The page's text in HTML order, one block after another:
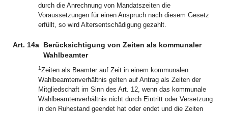
durch die Anrechnung von Mandatszeiten die
Voraussetzungen für einen Anspruch nach diesem Gesetz
erfüllt, so wird Altersentschädigung gezahlt.
Art. 14a Berücksichtigung von Zeiten als kommunaler
Wahlbeamter
1Zeiten als Beamter auf Zeit in einem kommunalen
Wahlbeamtenverhältnis gelten auf Antrag als Zeiten der
Mitgliedschaft im Sinn des Art. 12, wenn das kommunale
Wahlbeamtenverhältnis nicht durch Eintritt oder Versetzung
in den Ruhestand geendet hat oder endet und die Zeiten